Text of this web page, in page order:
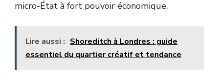
micro-État à fort pouvoir économique.
Lire aussi : Shoreditch à Londres : guide
essentiel du quartier créatif et tendance